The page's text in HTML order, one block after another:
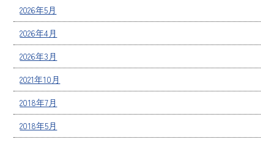
2026年5月
2026年4月
2026年3月
2021年10月
2018年7月
2018年5月